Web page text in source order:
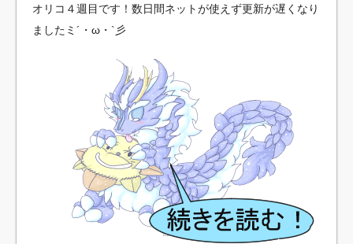
オリコ４週目です！数日間ネットが使えず更新が遅くなり
ましたミ´・ω・`彡